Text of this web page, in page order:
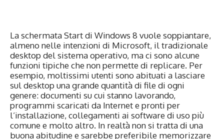
La schermata Start di Windows 8 vuole soppiantare,
almeno nelle intenzioni di Microsoft, il tradizionale
desktop del sistema operativo, ma ci sono alcune
funzioni tipiche che non permette di replicare. Per
esempio, moltissimi utenti sono abituati a lasciare
sul desktop una grande quantità di file di ogni
genere: documenti su cui stanno lavorando,
programmi scaricati da Internet e pronti per
l’installazione, collegamenti ai soft­ware di uso più
comune e molto altro. In realtà non si tratta di una
buona abitudine e sarebbe preferibile memorizzare